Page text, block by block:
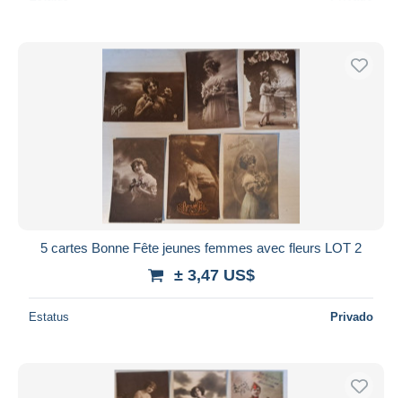
5 cartes Bonne Fête jeunes femmes avec fleurs LOT 2
± 3,47 US$
Estatus Privado